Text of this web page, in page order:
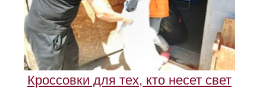
Кроссовки для тех, кто несет свет